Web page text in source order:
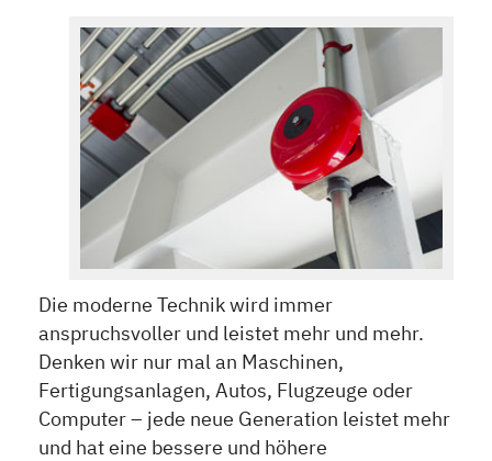
Die moderne Technik wird immer
anspruchsvoller und leistet mehr und mehr.
Denken wir nur mal an Maschinen,
Fertigungsanlagen, Autos, Flugzeuge oder
Computer – jede neue Generation leistet mehr
und hat eine bessere und höhere